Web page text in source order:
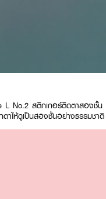
No.2 สติกเกอร์ติดตาสองชั้น
ตาให้ดูเป็นสองชั้นอย่างธรรมชาติ